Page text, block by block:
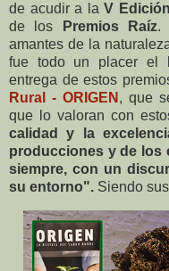
de acudir a laV
de los Premios Raíz.
amantes de la
fue todo un placer el
entrega de estos
Rural - ORIGEN , que
que lo valoran con
calidad y la
producciones y de los
siempre, con un
su entorno". Siendo sus